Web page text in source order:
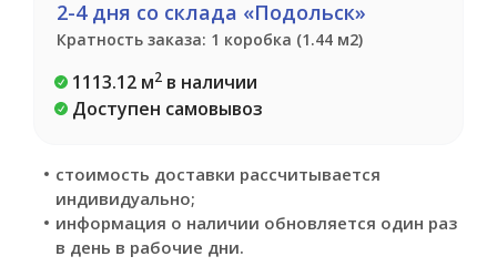
2-4 дня со склада «Подольск»
Кратность заказа: 1 коробка (1.44 м2)
1113.12 м2 в наличии
Доступен самовывоз
стоимость доставки рассчитывается
индивидуально;
информация о наличии обновляется один раз
в день в рабочие дни.